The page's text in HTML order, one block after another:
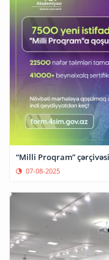
“Milli Proqram”
07-08-2025